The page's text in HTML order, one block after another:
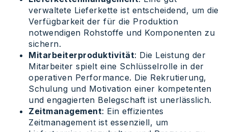
verwaltete Lieferkette ist entscheidend, um die
Verfügbarkeit der für die Produktion
notwendigen Rohstoffe und Komponenten zu
sichern.
Mitarbeiterproduktivität: Die Leistung der
Mitarbeiter spielt eine Schlüsselrolle in der
operativen Performance. Die Rekrutierung,
Schulung und Motivation einer kompetenten
und engagierten Belegschaft ist unerlässlich.
Zeitmanagement: Ein effizientes
Zeitmanagement ist essenziell, um